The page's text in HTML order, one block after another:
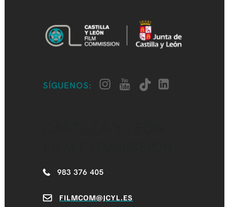
SÍGUENOS:
983 376 405
FILMCOM@JCYL.ES